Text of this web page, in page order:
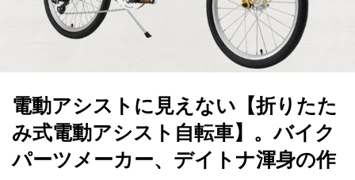
電動アシストに見えない【折りたた
み式電動アシスト自転車】。バイク
パーツメーカー、デイトナ渾身の作